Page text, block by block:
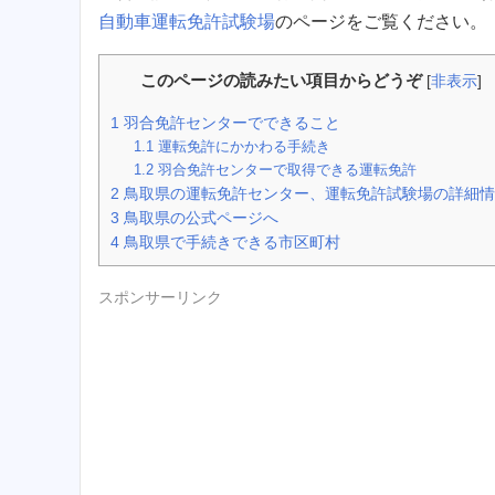
自動車運転免許試験場のページをご覧ください。
このページの読みたい項目からどうぞ [非表示]
1 羽合免許センターでできること
1.1 運転免許にかかわる手続き
1.2 羽合免許センターで取得できる運転免許
2 鳥取県の運転免許センター、運転免許試験場の詳細
3 鳥取県の公式ページへ
4 鳥取県で手続きできる市区町村
スポンサーリンク